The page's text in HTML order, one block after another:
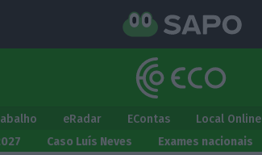
eRadar EContas Local Online
Caso Luís Neves Exames nacionais